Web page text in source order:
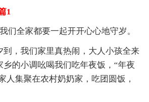
1
们全家都要一起开开心心地守岁。
到，我们家里真热闹，大人小孩全来
的小调吆喝我们吃年夜饭，“年夜
人集聚在农村奶奶家，吃团圆饭，